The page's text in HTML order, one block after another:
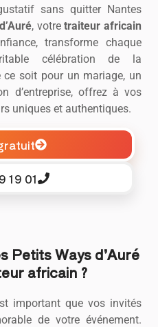
sans quitter Nantes
, votretraiteur africain
transforme chaque
célébration de la
soit pour un mariage, un
d’entreprise, offrez à vos
uniques et authentiques.
19 01
Petits Ways d’Auré
africain ?
important que vos invités
de votre événement.